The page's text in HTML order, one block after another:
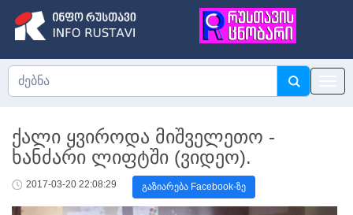
ქალი ყვიროდა მიშველეთო -
ხანძარი ლიფტში (ვიდეო).
2017-03-20 22:08:29 გაზიარება Facebook-ზე